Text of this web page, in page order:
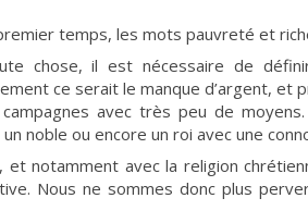
temps, les mots pauvreté et
chose, il est nécessaire de
ce serait le manque d’argent, et
avec très peu de
noble ou encore un roi avec une
et notamment avec la religion
Nous ne sommes donc plus